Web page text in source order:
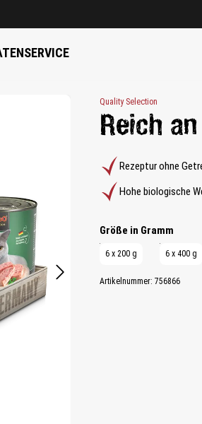
SERVICE
Quality Selection
Reich
Rezeptur ohne
Hohe biologische
Größe in Gramm
6 x 200 g 6 x 400 g
Artikelnummer: 756866